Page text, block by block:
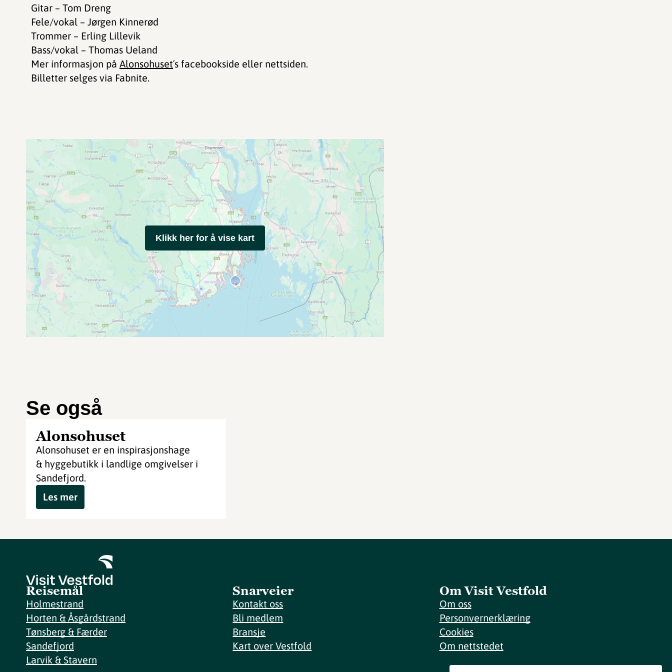
Gitar – Tom Dreng
Fele/vokal – Jørgen Kinnerød
Trommer – Erling Lillevik
Bass/vokal – Thomas Ueland
Mer informasjon på Alonsohuset´s facebookside eller nettsiden.
Billetter selges via Fabnite.
Klikk her for å vise kart
Se også
Alonsohuset
Alonsohuset er en inspirasjonshage
& hyggebutikk i landlige omgivelser i
Sandefjord.
Les mer
Reisemål
Holmestrand
Horten & Åsgårdstrand
Tønsberg & Færder
Sandefjord
Larvik & Stavern
Snarveier
Kontakt oss
Bli medlem
Bransje
Kart over Vestfold
Om Visit Vestfold
Om oss
Personvernerklæring
Cookies
Om nettstedet